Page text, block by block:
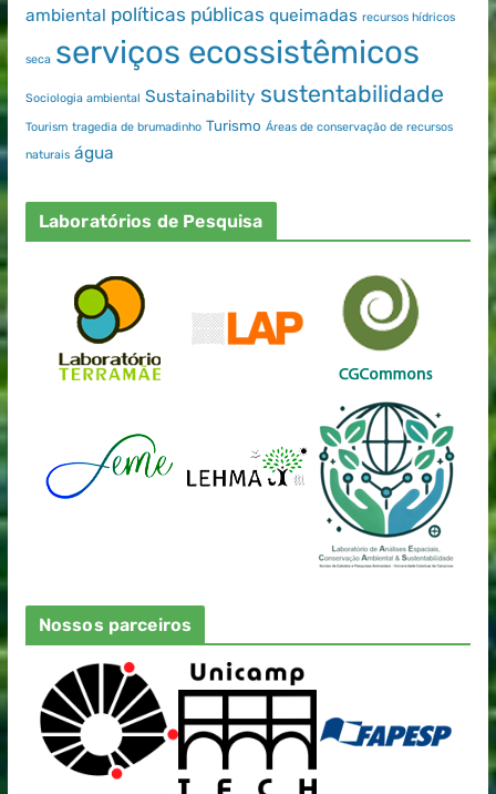
ambiental políticas públicas queimadas recursos hídricos
seca serviços ecossistêmicos
Sociologia ambiental Sustainability sustentabilidade
Tourism tragedia de brumadinho Turismo Áreas de conservação de recursos
naturais água
Laboratórios de Pesquisa
Nossos parceiros